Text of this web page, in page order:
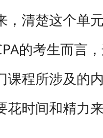
，清楚这个单
的考生而言
课程所涉及的
时间和精力来